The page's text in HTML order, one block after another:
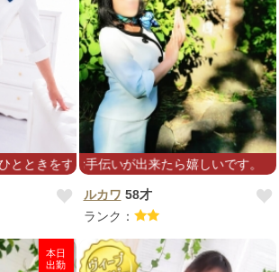
をすごしませんか♡
のお手伝いが出来たら嬉しいです。
ルカワ 58才
ランク：
本日
出勤